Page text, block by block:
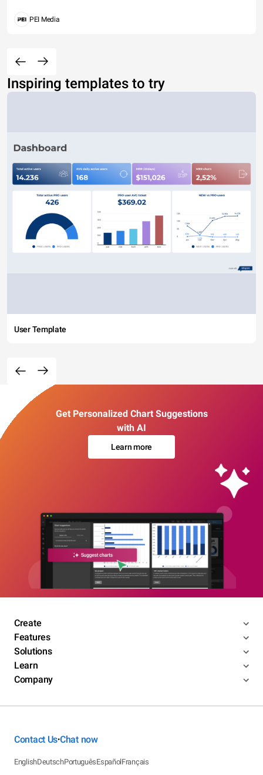
PEI Media
Inspiring templates to try
User Template
Get Personalized Chart Suggestions
with AI
Learn more
Create
Features
Solutions
Learn
Company
Contact Us•Chat now
EnglishDeutschPortuguêsEspañolFrançais